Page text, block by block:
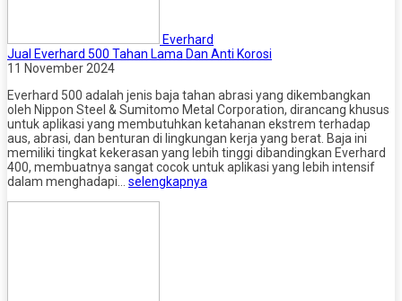
Everhard
Jual Everhard 500 Tahan Lama Dan Anti Korosi
11 November 2024
Everhard 500 adalah jenis baja tahan abrasi yang dikembangkan
oleh Nippon Steel & Sumitomo Metal Corporation, dirancang khusus
untuk aplikasi yang membutuhkan ketahanan ekstrem terhadap
aus, abrasi, dan benturan di lingkungan kerja yang berat. Baja ini
memiliki tingkat kekerasan yang lebih tinggi dibandingkan Everhard
400, membuatnya sangat cocok untuk aplikasi yang lebih intensif
dalam menghadapi… selengkapnya